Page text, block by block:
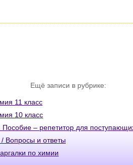
Ещё записи в рубрике:
11 класс
10 класс
Пособие – репетитор для
Вопросы и ответы
по химии